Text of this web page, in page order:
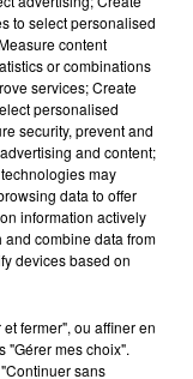
football juste
monde, qui
nous
d’organiser ce
to select personalised
content
or combinations
services; Create
personalised
security, prevent and
and content;
may
data to offer
information actively
combine data from
devices based on
fermer", ou affiner en
"Gérer mes choix".
sans